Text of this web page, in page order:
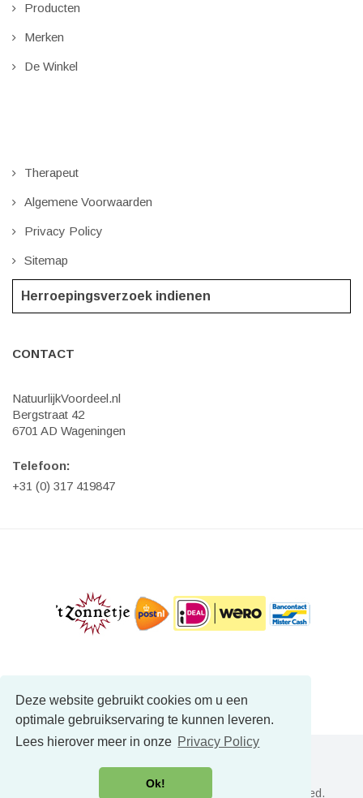
Deze website gebruikt cookies om u een
optimale gebruikservaring te kunnen leveren.
Lees hierover meer in onze Privacy Policy
Ok!
Producten
Merken
De Winkel
Therapeut
Algemene Voorwaarden
Privacy Policy
Sitemap
Herroepingsverzoek indienen
CONTACT
NatuurlijkVoordeel.nl
Bergstraat 42
6701 AD Wageningen
Telefoon:
+31 (0) 317 419847
Copyright © NatuurlijkVoordeel.nl - All Rights Reserved.